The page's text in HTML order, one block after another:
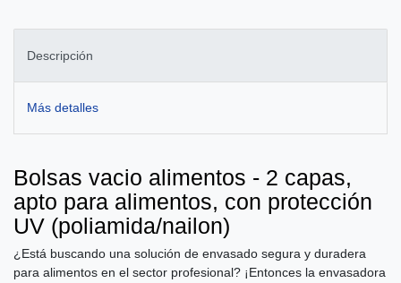
Descripción
Más detalles
Bolsas vacio alimentos - 2 capas,
apto para alimentos, con protección
UV (poliamida/nailon)
¿Está buscando una solución de envasado segura y duradera
para alimentos en el sector profesional? ¡Entonces la envasadora